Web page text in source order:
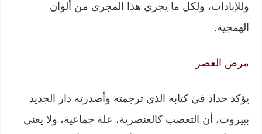
وللإبادات، ولكل ما يجري هذا المجرى من ألوان
الهمجية.
مرض العصر
يؤكد حداد في كتابه الذي ترجمته وأصدرته دار الجديد
ببيروت، أن التعصب كالعنصرية، علة جماعية، ولا يعني